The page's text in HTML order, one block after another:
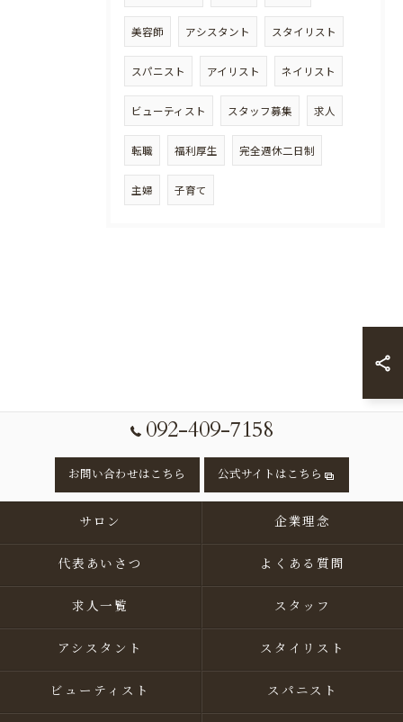
美容師 アシスタント スタイリスト
スパニスト アイリスト ネイリスト
ビューティスト スタッフ募集 求人
転職 福利厚生 完全週休二日制
主婦 子育て
092-409-7158
お問い合わせはこちら 公式サイトはこちら
サロン 企業理念
代表あいさつ よくある質問
求人一覧 スタッフ
アシスタント スタイリスト
ビューティスト スパニスト